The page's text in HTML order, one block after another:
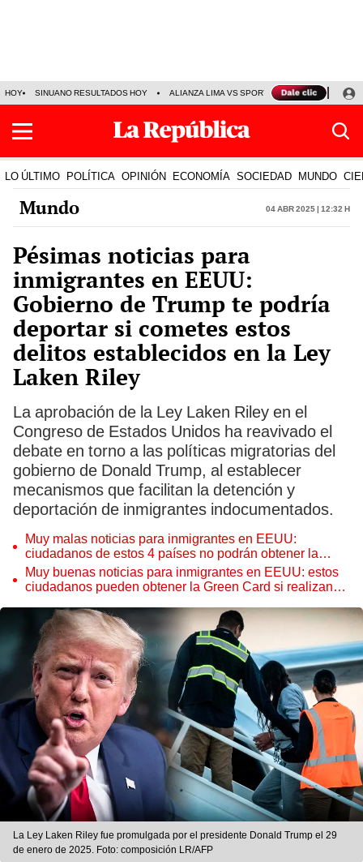
HOY SINUANO RESULTADOS HOY ALIANZA LIMA VS SPORT BOYS JORGE
LO ÚLTIMO POLÍTICA OPINIÓN ECONOMÍA SOCIEDAD MUNDO
Mundo 04 Abr 2025 | 12:32 h
Pésimas noticias para
inmigrantes en EEUU:
Gobierno de Trump te podría
deportar si cometes estos
delitos establecidos en la Ley
Laken Riley
La aprobación de la Ley Laken Riley en el
Congreso de Estados Unidos ha reavivado el
debate en torno a las políticas migratorias del
gobierno de Donald Trump, al establecer
mecanismos que facilitan la detención y
deportación de inmigrantes indocumentados.
Muy malas noticias para inmigrantes en EEUU:
ciudadanos de estos 4 países no podrán obtener la
Green Card por esta razón
Muy buenas noticias para inmigrantes en EEUU: estos
ciudadanos pueden obtener la Green Card si realizan
La Ley Laken Riley fue promulgada por el presidente Donald Trump el 29
de enero de 2025. Foto: composición LR/AFP